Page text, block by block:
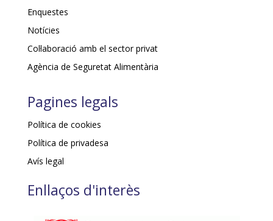
Enquestes
Notícies
Col·laboració amb el sector privat
Agència de Seguretat Alimentària
Pagines legals
Política de cookies
Política de privadesa
Avís legal
Enllaços d'interès